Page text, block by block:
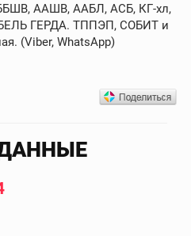
ААШВ, ААБЛ, АСБ, КГ-хл,
ГЕРДА. ТППЭП, СОБИТ и
(Viber, WhatsApp)